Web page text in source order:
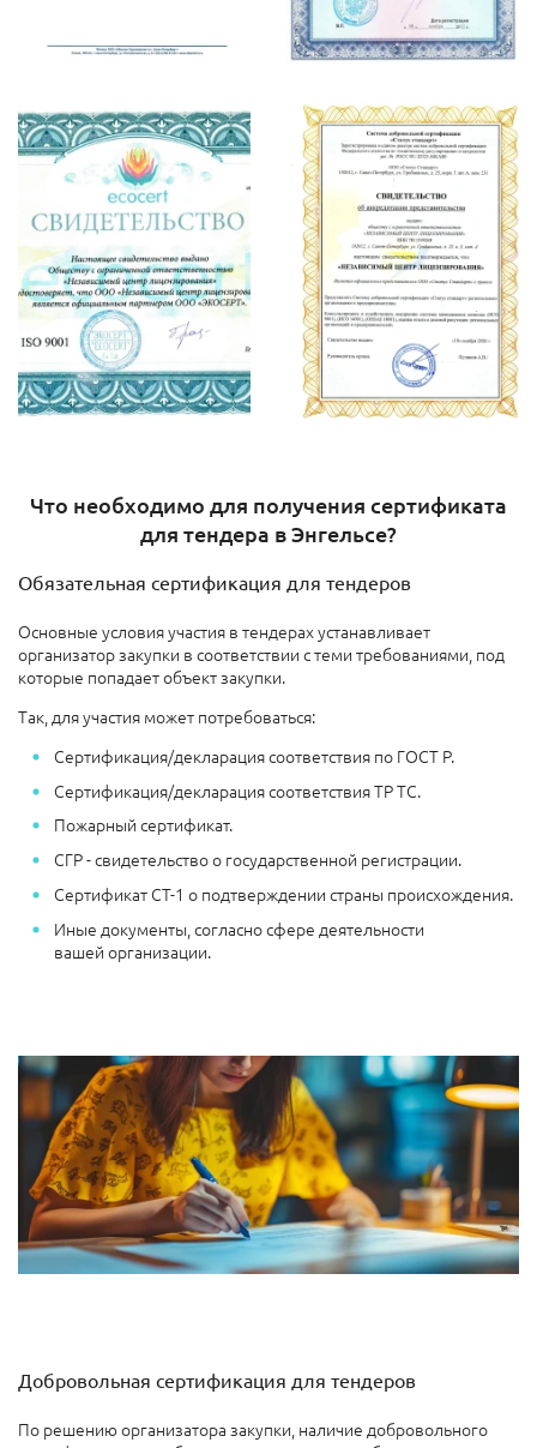
Что необходимо для получения сертификата
для тендера в Энгельсе?
Обязательная сертификация для тендеров
Основные условия участия в тендерах устанавливает
организатор закупки в соответствии с теми требованиями, под
которые попадает объект закупки.
Так, для участия может потребоваться:
Сертификация/декларация соответствия по ГОСТ Р.
Сертификация/декларация соответствия ТР ТС.
Пожарный сертификат.
СГР - свидетельство о государственной регистрации.
Сертификат СТ-1 о подтверждении страны происхождения.
Иные документы, согласно сфере деятельности
вашей организации.
Добровольная сертификация для тендеров
По решению организатора закупки, наличие добровольного